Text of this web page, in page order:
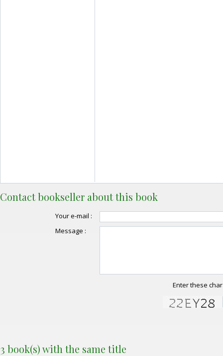
Contact bookseller about this book
Your e-mail :
Message :
Enter these
3 book(s) with the same title